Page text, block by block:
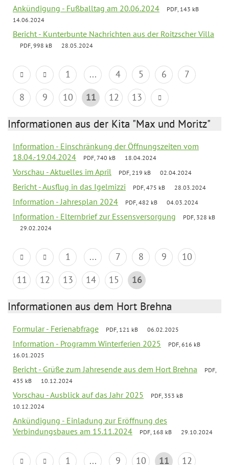
Ankündigung - Fußballtag am 20.06.2024
PDF, 143 kB
14.06.2024
Bericht - Kunterbunte Nachrichten aus der Roitzscher Villa
PDF, 998 kB 28.05.2024
1 ... 4 5 6
7
8
9 10 11 12 13
Informationen aus der Kita "Max und Moritz"
Information - Einschränkung der Öffnungszeiten vom
18.04.-19.04.2024
PDF, 740 kB 18.04.2024
Vorschau - Aktuelles im April PDF, 219 kB 02.04.2024
Bericht - Ausflug in das Igelmizzi PDF, 475 kB 28.03.2024
Information - Jahresplan 2024 PDF, 482 kB 04.03.2024
Information - Elternbrief zur Essensversorgung
PDF, 328 kB
29.02.2024
1 ... 7 8 9
10
11
12 13 14 15 16
Informationen aus dem Hort Brehna
Formular - Ferienabfrage PDF, 121 kB 06.02.2025
Information - Programm Winterferien 2025
PDF, 616 kB
16.01.2025
Bericht - Grüße zum Jahresende aus dem Hort Brehna
PDF,
435 kB
10.12.2024
Vorschau - Ausblick auf das Jahr 2025
PDF, 353 kB
10.12.2024
Ankündigung - Einladung zur Eröffnung des
Verbindungsbaues am 15.11.2024
PDF, 168 kB 29.10.2024
1 ... 9 10 11
12